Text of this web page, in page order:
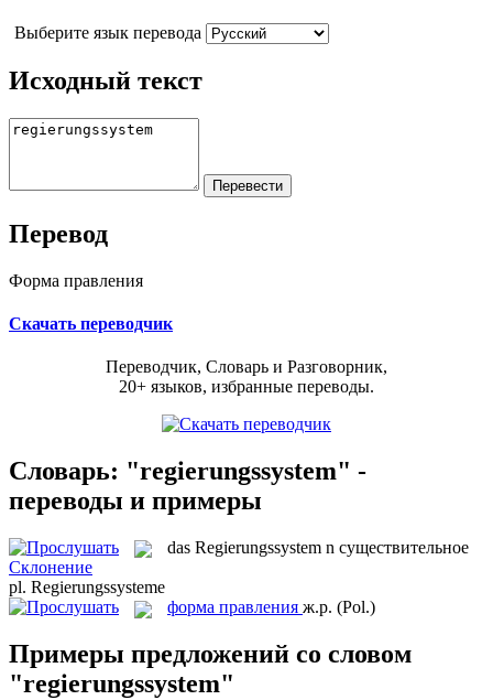
Выберите язык перевода
Исходный текст
Перевод
Форма правления
Скачать переводчик
Переводчик, Словарь и Разговорник,
20+ языков, избранные переводы.
Словарь: "regierungssystem" -
переводы и примеры
das Regierungssystem n существительное
Склонение
pl. Regierungssysteme
форма правления ж.р. (Pol.)
Примеры предложений со словом
"regierungssystem"